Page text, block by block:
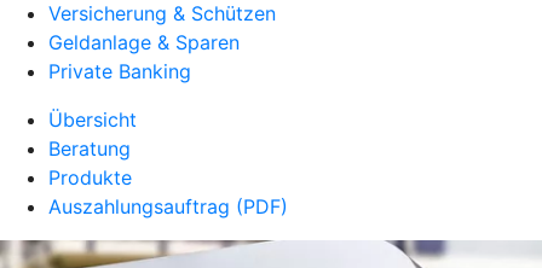
Versicherung & Schützen
Geldanlage & Sparen
Private Banking
Übersicht
Beratung
Produkte
Auszahlungsauftrag (PDF)